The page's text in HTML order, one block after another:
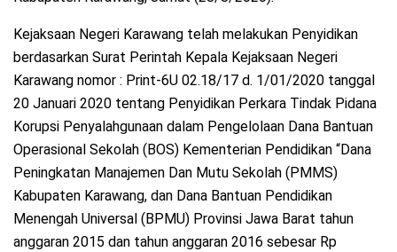
Kejaksaan Negeri Karawang telah melakukan Penyidikan
berdasarkan Surat Perintah Kepala Kejaksaan Negeri
Karawang nomor : Print-6U 02.18/17 d. 1/01/2020 tanggal
20 Januari 2020 tentang Penyidikan Perkara Tindak Pidana
Korupsi Penyalahgunaan dalam Pengelolaan Dana Bantuan
Operasional Sekolah (BOS) Kementerian Pendidikan “Dana
Peningkatan Manajemen Dan Mutu Sekolah (PMMS)
Kabupaten Karawang, dan Dana Bantuan Pendidikan
Menengah Universal (BPMU) Provinsi Jawa Barat tahun
anggaran 2015 dan tahun anggaran 2016 sebesar Rp